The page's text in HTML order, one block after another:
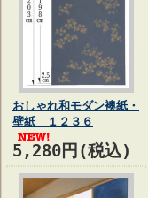
おしゃれ和モダン襖紙・
壁紙 １２３６
5,280円(税込)